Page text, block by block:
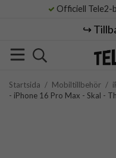
Officiell
↪️
Startsida / Mobiltillbehör /
- iPhone 16 Pro Max - Skal -